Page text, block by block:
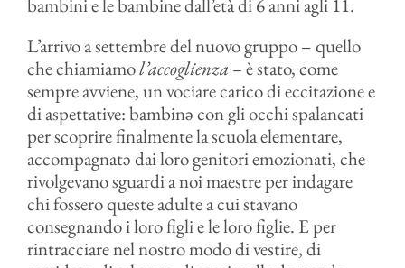
bambini e le bambine dall’età di 6 anni agli 11.
L’arrivo a settembre del nuovo gruppo – quello
che chiamiamol’accoglienza –è stato, come
sempre avviene, un vociare carico di eccitazione e
di aspettative: bambinə con gli occhi spalancati
per scoprire finalmente la scuola elementare,
accompagnatə dai loro genitori emozionati, che
rivolgevano sguardi a noi maestre per indagare
chi fossero queste adulte a cui stavano
consegnando i loro figli e le loro figlie. E per
rintracciare nel nostro modo di vestire, di